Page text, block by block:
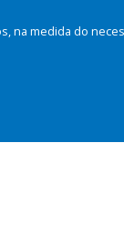
na medida do